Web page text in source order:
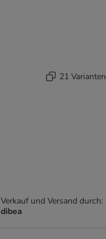
21 Varianten
Verkauf und Versand durch:
dibea